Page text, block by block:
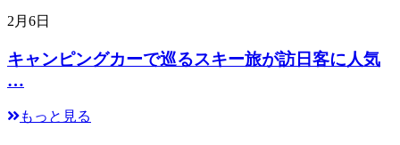
2月6日
キャンピングカーで巡るスキー旅が訪日客に人気
…
もっと見る